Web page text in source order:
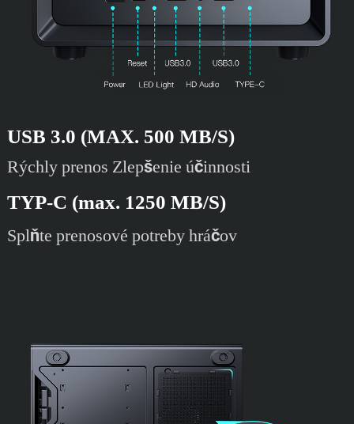
USB 3.0 (MAX. 500 MB/S)
Rýchly prenos Zlepšenie účinnosti
TYP-C (max. 1250 MB/S)
Splňte prenosové potreby hráčov